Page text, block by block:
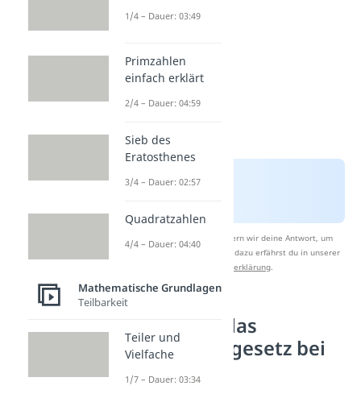
Nach Beantwortung speichern wir deine Antwort, um
Studyflix zu verbessern. Mehr dazu erfährst du in unserer
Datenschutzerklärung.
So nutzt du das
Kommutativgesetz bei
der Addition
1/4 – Dauer: 03:49
Primzahlen
einfach erklärt
2/4 – Dauer: 04:59
Sieb des
Eratosthenes
3/4 – Dauer: 02:57
Quadratzahlen
4/4 – Dauer: 04:40
Mathematische Grundlagen
Teilbarkeit
Teiler und
Vielfache
1/7 – Dauer: 03:34